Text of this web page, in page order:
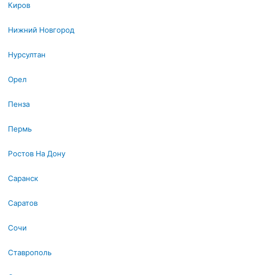
Киров
Нижний Новгород
Нурсултан
Орел
Пенза
Пермь
Ростов На Дону
Саранск
Саратов
Сочи
Ставрополь